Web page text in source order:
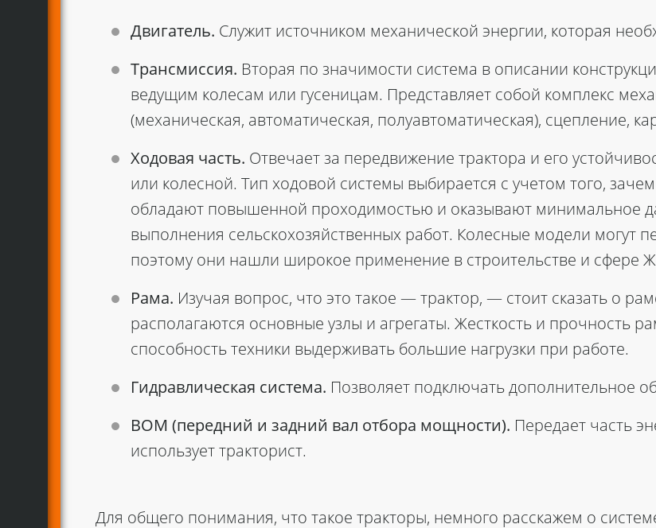
Двигатель. Служит источником механической энергии, которая
Трансмиссия. Вторая по значимости система в описании
ведущим колесам или гусеницам. Представляет собой комплекс
(механическая, автоматическая, полуавтоматическая), сцепление,
Ходовая часть. Отвечает за передвижение трактора и его
или колесной. Тип ходовой системы выбирается с учетом того,
обладают повышенной проходимостью и оказывают минимальное
выполнения сельскохозяйственных работ. Колесные модели могут
поэтому они нашли широкое применение в строительстве и сфере
Рама. Изучая вопрос, что это такое — трактор, — стоит сказать о
располагаются основные узлы и агрегаты. Жесткость и прочность
способность техники выдерживать большие нагрузки при работе.
Гидравлическая система. Позволяет подключать дополнительное
ВОМ (передний и задний вал отбора мощности). Передает часть
использует тракторист.
Для общего понимания, что такое тракторы, немного расскажем о